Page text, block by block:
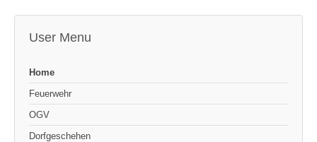
User Menu
Home
Feuerwehr
OGV
Dorfgeschehen